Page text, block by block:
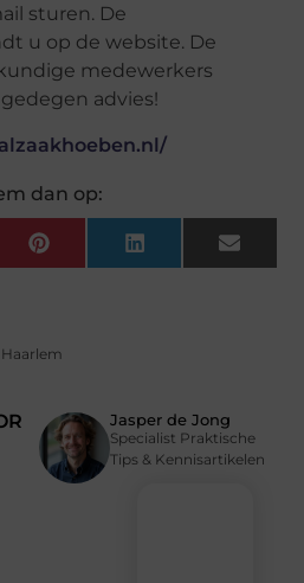
sturen. De
u op de website. De
medewerkers
advies!
dan op:
Pinterest LinkedIn Email
Jasper de Jong
Specialist Praktische
Tips & Kennisartikelen